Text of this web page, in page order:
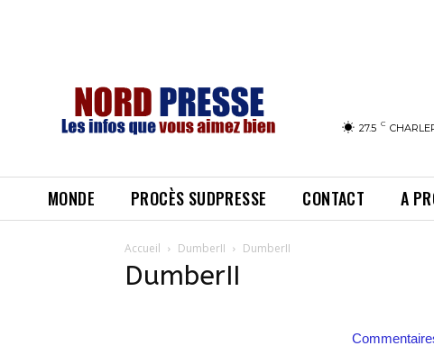
27.5 C
MONDE PROCÈS SUDPRESSE CONTACT A
Accueil DumberII DumberII
DumberII